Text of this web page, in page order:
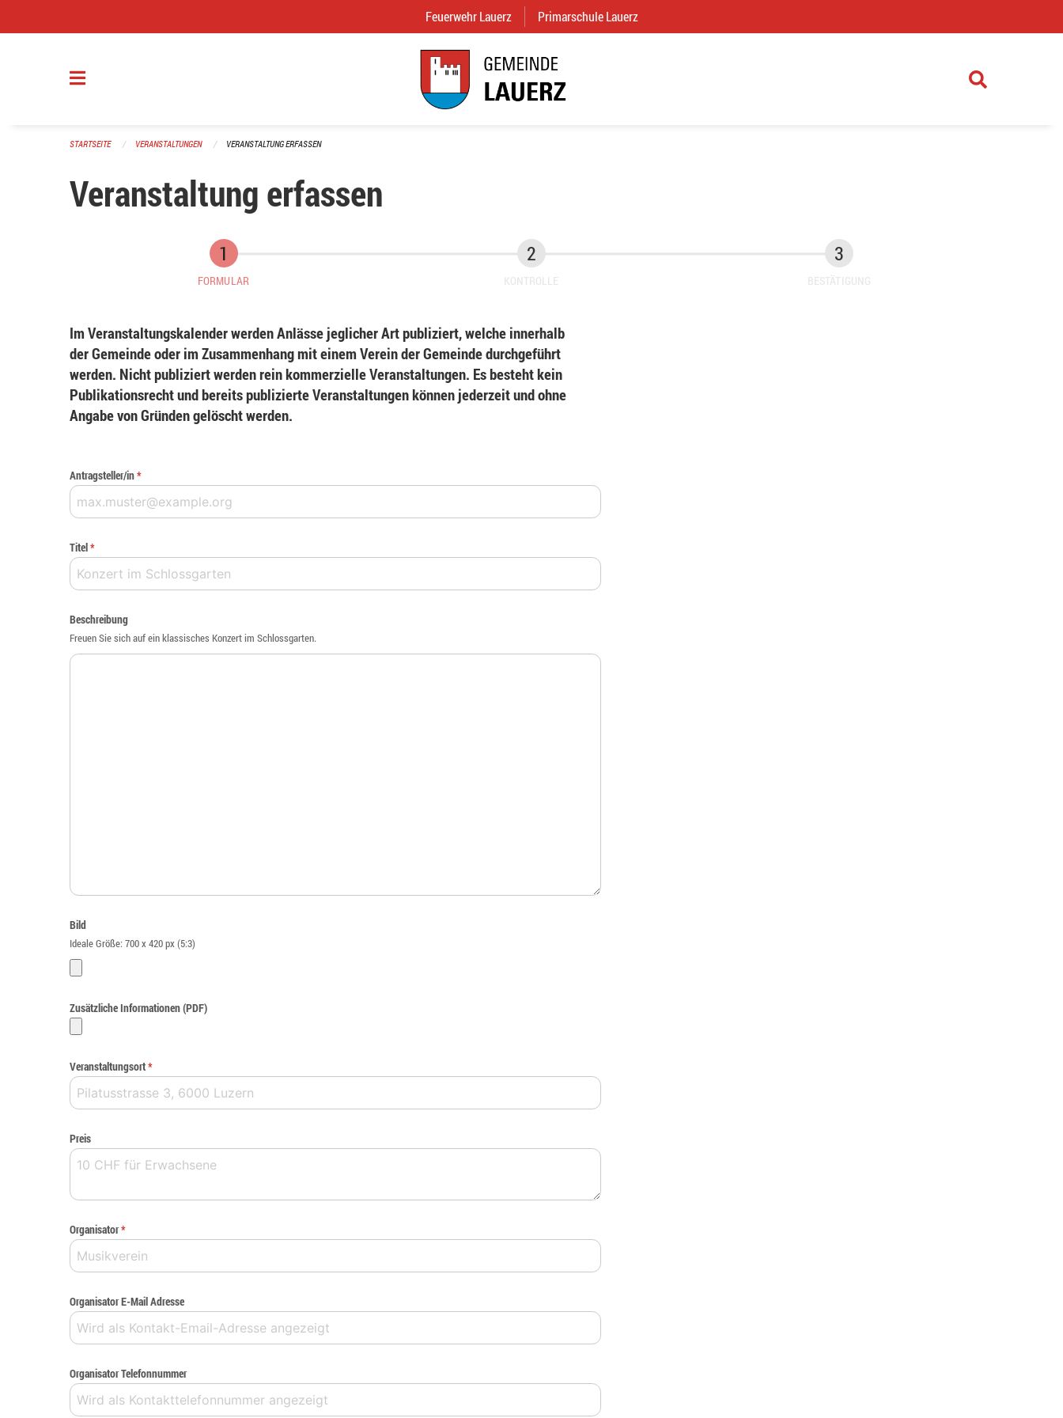
Feuerwehr Lauerz (External Link)
Primarschule Lauerz
STARTSEITE VERANSTALTUNGEN VERANSTALTUNG ERFASSEN
Veranstaltung erfassen
FORMULAR KONTROLLE BESTÄTIGUNG
Im Veranstaltungskalender werden Anlässe jeglicher Art publiziert, welche innerhalb
der Gemeinde oder im Zusammenhang mit einem Verein der Gemeinde durchgeführt
werden. Nicht publiziert werden rein kommerzielle Veranstaltungen. Es besteht kein
Publikationsrecht und bereits publizierte Veranstaltungen können jederzeit und ohne
Angabe von Gründen gelöscht werden.
Antragsteller/in*
Titel*
Beschreibung
Freuen Sie sich auf ein klassisches Konzert im Schlossgarten.
Bild
Ideale Größe: 700 x 420 px (5:3)
Zusätzliche Informationen (PDF)
Veranstaltungsort*
Preis
Organisator*
Organisator E-Mail Adresse
Organisator Telefonnummer